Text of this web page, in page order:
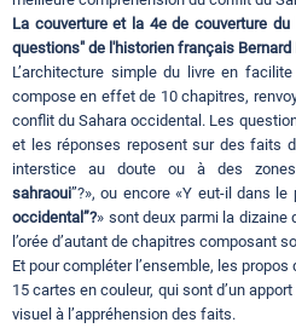
La couverture et la 4e de couverture
questions" de l'historien français Bernard
L’architecture simple du livre en facilite
compose en effet de 10 chapitres,
conflit du Sahara occidental. Les
et les réponses reposent sur des faits
interstice au doute ou à des
sahraoui”?», ou encore «Y eut-il dans
occidental”?» sont deux parmi la dizaine
l’orée d’autant de chapitres composant
Et pour compléter l’ensemble, les
15 cartes en couleur, qui sont d’un
visuel à l’appréhension des faits.